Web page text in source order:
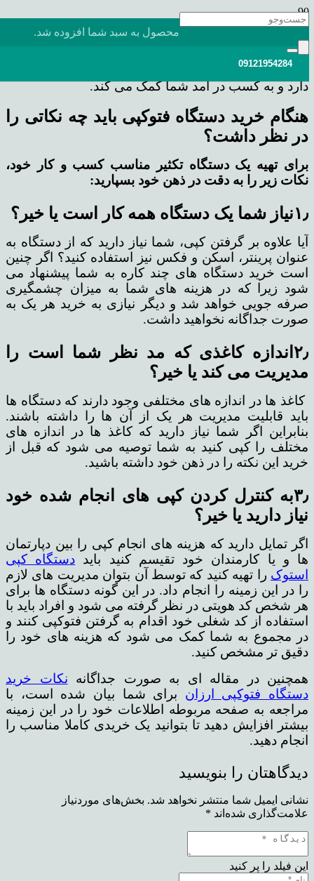
محصول به سبد شما افزوده شد.
09121954284
تمامی دستگاه های کپی با توجه به مدل ها و عملکردی
که دارند دارای قیمت های متفاوتی هستند. نکته بسیار
مهمی که باید به آن توجه شود این است که هنگام خرید
دقت کنید که دستگاه تمام قابلیت های مد نظر شما را
دارد و به کسب در آمد شما کمک می کند.
هنگام خرید دستگاه فتوکپی باید چه نکاتی را
در نظر داشت؟
برای تهیه یک دستگاه تکثیر مناسب کسب و کار خود،
نکات زیر را به دقت در ذهن خود بسپارید:
۱٫نیاز شما یک دستگاه همه کار است یا خیر؟
آیا علاوه بر گرفتن کپی، شما نیاز دارید که از دستگاه به
عنوان پرینتر، اسکن و فکس نیز استفاده کنید؟ اگر چنین
است خرید دستگاه های چند کاره به شما پیشنهاد می
شود زیرا که در هزینه های شما به میزان چشمگیری
صرفه جویی خواهد شد و دیگر نیازی به خرید هر یک به
صورت جداگانه نخواهید داشت.
۲٫اندازه کاغذی که مد نظر شما است را
مدیریت می کند یا خیر؟
کاغذ ها در اندازه های مختلفی وجود دارند که دستگاه ها
باید قابلیت مدیریت هر یک از آن ها را داشته باشند.
بنابراین اگر شما نیاز دارید که کاغذ ها در اندازه های
مختلف را کپی کنید به شما توصیه می شود که قبل از
خرید این نکته را در ذهن خود داشته باشید.
۳٫به کنترل کردن کپی های انجام شده خود
نیاز دارید یا خیر؟
اگر تمایل دارید که هزینه های انجام کپی را بین دپارتمان
ها و یا کارمندان خود تقیسم کنید باید دستگاه کپی
استوکرا تهیه کنید که توسط آن بتوان مدیریت های لازم
را در این زمینه را انجام داد. در این گونه دستگاه ها برای
هر شخص کد هویتی در نظر گرفته می شود و افراد باید با
استفاده از کد شغلی خود اقدام به گرفتن فتوکپی کنند و
در مجموع به شما کمک می شود که هزینه های خود را
دقیق تر مشخص کنید.
همچنین در مقاله ای به صورت جداگانه
نکات خرید
دستگاه فتوکپی ارزانبرای شما بیان شده است، با
مراجعه به صفحه مربوطه اطلاعات خود را در این زمینه
بیشتر افزایش دهید تا بتوانید یک خریدی کاملا مناسب را
انجام دهید.
دیدگاهتان را بنویسید
نشانی ایمیل شما منتشر نخواهد شد. بخش‌های موردنیاز
علامت‌گذاری شده‌اند*
این فیلد را پر کنید